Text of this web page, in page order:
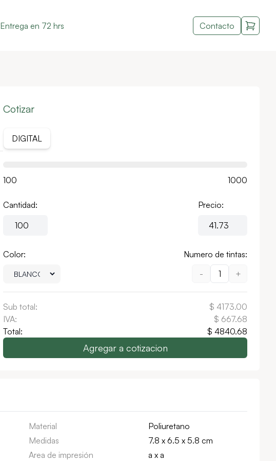
Entrega en 72 hrs Contacto
Cotizar
DIGITAL
100 1000
Cantidad: Precio:
Color:
Numero de tintas:
-
1 +
Sub total: $ 4173.00
IVA:
$ 667.68
Total:
$ 4840.68
Agregar a cotizacion
Material
Poliuretano
Medidas
7.8 x 6.5 x 5.8 cm
Area de impresión
a x a